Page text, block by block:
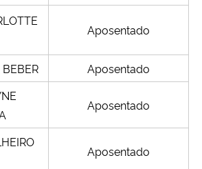
Aposentado
Aposentado
Aposentado
Aposentado